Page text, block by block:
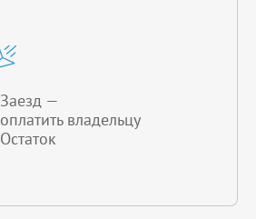
Заезд —
оплатить владельцу
Остаток